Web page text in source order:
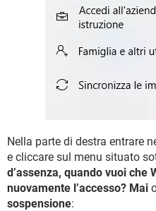
Nella parte di destra entrare
e cliccare sul menu situato
d’assenza, quando vuoi che
nuovamente l’accesso? Mai
sospensione: